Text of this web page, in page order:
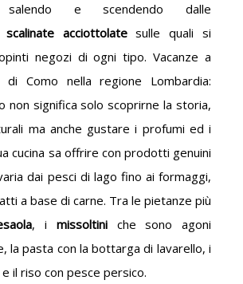
salendo e scendendo dalle
acciottolatesulle quali si
negozi di ogni tipo. Vacanze a
di Como nella regione Lombardia:
non significa solo scoprirne la storia,
ma anche gustare i profumi ed i
cucina sa offrire con prodotti genuini
dai pesci di lago fino ai formaggi,
a base di carne. Tra le pietanze più
, i missoltiniche sono agoni
la pasta con la bottarga di lavarello, i
il riso con pesce persico.